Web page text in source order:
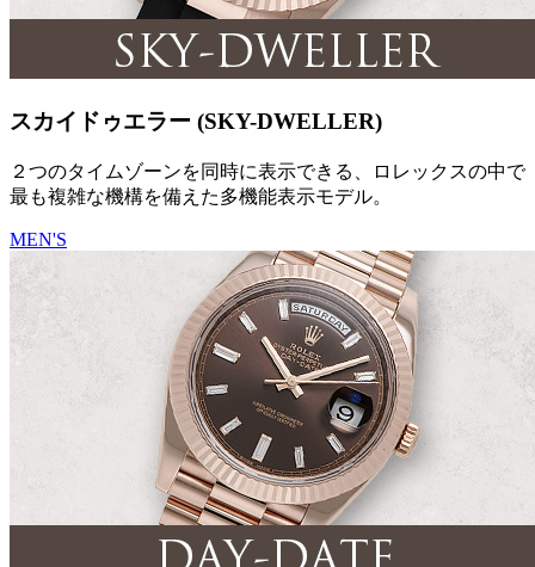
スカイドゥエラー (SKY-DWELLER)
２つのタイムゾーンを同時に表示できる、ロレックスの中で
最も複雑な機構を備えた多機能表示モデル。
MEN'S